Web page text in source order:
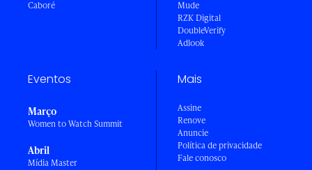
Caboré
Mude
RZK Digital
DoubleVerify
Adlook
Eventos
Março
Women to Watch Summit
Abril
Mídia Master
Mais
Assine
Renove
Anuncie
Política de privacidade
Fale conosco